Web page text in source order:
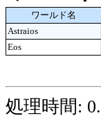
ワールド名
Astraios
Eos
処理時間: